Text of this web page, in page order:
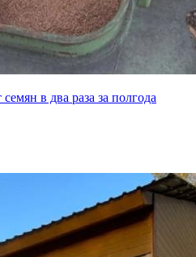
в два раза за полгода